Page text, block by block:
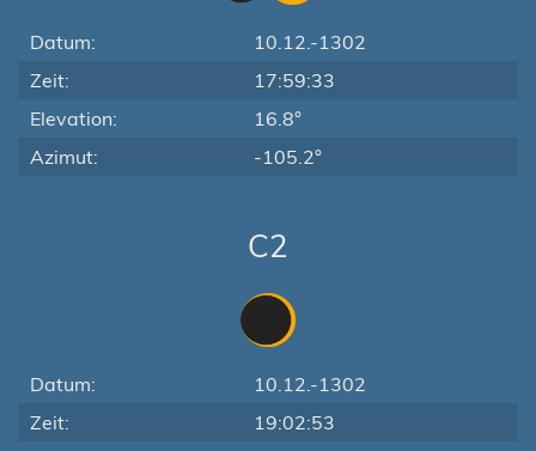
Datum:
10.12.-1302
Zeit:
17:59:33
Elevation:
16.8°
Azimut:
-105.2°
C2
Datum:
10.12.-1302
Zeit:
19:02:53